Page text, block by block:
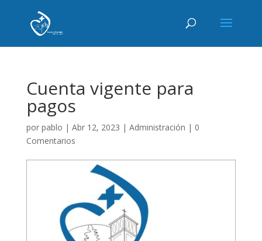
Cuenta vigente para
pagos
por pablo | Abr 12, 2023 | Administración | 0
Comentarios